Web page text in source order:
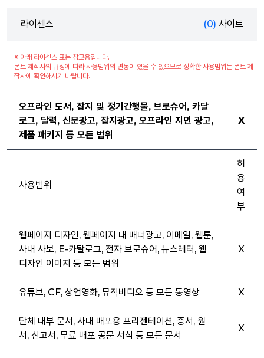
라이센스 (0) 사이트
※ 아래 라이센스 표는 참고용입니다.
폰트 제작사의 규정에 따라 사용범위의 변동이 있을 수 있으므로 정확한 사용범위는 폰트 제
작사에 확인하시기 바랍니다.
오프라인 도서, 잡지 및 정기간행물, 브로슈어, 카달
로그, 달력, 신문광고, 잡지광고, 오프라인 지면 광고,
제품 패키지 등 모든 범위
X
사용범위
허
용
여
부
웹페이지 디자인, 웹페이지 내 배너광고, 이메일, 웹툰,
사내 사보, E-카탈로그, 전자 브로슈어, 뉴스레터, 웹
디자인 이미지 등 모든 범위
X
유튜브, CF, 상업영화, 뮤직비디오 등 모든 동영상 X
단체 내부 문서, 사내 배포용 프리젠테이션, 증서, 원
서, 신고서, 무료 배포 공문 서식 등 모든 문서
X